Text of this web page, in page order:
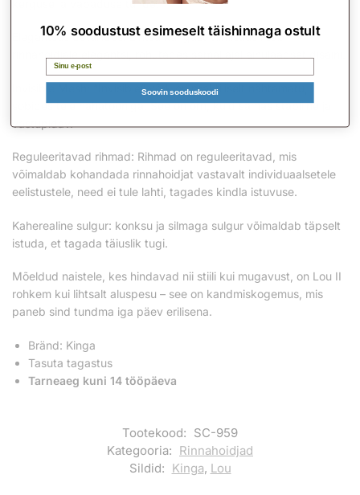
kerguse ja vabaduse tunde.
Elegantsus detailides: Lihtsa kangast viimistlus lisab
Invisible Mesh: “Invisible” võrk on praktiliselt nähtamatu,
sobides teie nahatooniga. See on õrn, kuid samas stabiilne ja
vastupidav.
Reguleeritavad rihmad: Rihmad on reguleeritavad, mis
võimaldab kohandada rinnahoidjat vastavalt individuaalsetele
eelistustele, need ei tule lahti, tagades kindla istuvuse.
Kaherealine sulgur: konksu ja silmaga sulgur võimaldab täpselt
istuda, et tagada täiuslik tugi.
Mõeldud naistele, kes hindavad nii stiili kui mugavust, on Lou II
rohkem kui lihtsalt aluspesu – see on kandmiskogemus, mis
paneb sind tundma iga päev erilisena.
Bränd: Kinga
Tasuta tagastus
Tarneaeg kuni 14 tööpäeva
Tootekood: SC-959
Kategooria: Rinnahoidjad
Sildid: Kinga, Lou
10% soodustust esimeselt täishinnaga ostult
Email
Soovin sooduskoodi